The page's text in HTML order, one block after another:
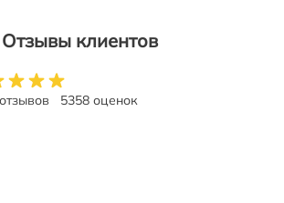
Отзывы клиентов
5358 оценок